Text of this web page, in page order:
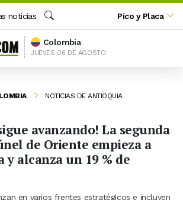
noticias
Buscar
Pico y Placa
Colombia
JUEVES 06 DE AGOSTO
NOTICIAS DE ANTIOQUIA
avanzando! La segunda
de Oriente empieza a
alcanza un 19 % de
en varios frentes estratégicos e incluyen